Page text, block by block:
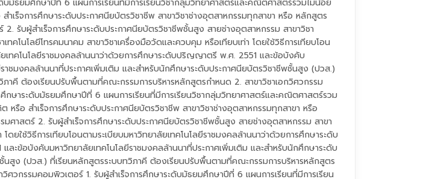
บมัธยมศึกษาปีที่ 6 แผนการเรียนที่มีการเรียนวิชากลุ่มวิทยาศาสตร์และคณิตศาสตร์รวมไม่น้อย
ำเร็จการศึกษาระดับประกาศนียบัตรวิชาชีพ สาขาวิชาช่างอุตสาหกรรมทุกสาขา หรือ หลักสูตร
2. รับผู้สำเร็จการศึกษาระดับประกาศนียบัตรวิชาชีพชั้นสูง สายช่างอุตสาหกรรม สาขาวิชา
ทคโนโลยีโทรคมนาคม สาขาวิชาเครื่องมือวัดและควบคุม หรือเทียบเท่า โดยใช้วิธีการเทียบโอน
ยเทคโนโลยีราชมงคลล้านนาว่าด้วยการศึกษาระดับปริญญาตรี พ.ศ. 2551 และข้อบังคับ
าชมงคลล้านนาที่ประกาศเพิ่มเติม และสำหรับนักศึกษาระดับประกาศนียบัตรวิชาชีพชั้นสูง (ปวส.)
ภาคี ต้องเรียนปรับพื้นตามที่คณะกรรมการบริหารหลักสูตรกำหนด 2. สาขาวิชาเอกวิศวกรรม
ศึกษาระดับมัธยมศึกษาปีที่ 6 แผนการเรียนที่มีการเรียนวิชากลุ่มวิทยาศาสตร์และคณิตศาสตร์รวม
หรือ สำเร็จการศึกษาระดับประกาศนียบัตรวิชาชีพ สาขาวิชาช่างอุตสาหกรรมทุกสาขา หรือ
ศาสตร์ 2. รับผู้สำเร็จการศึกษาระดับประกาศนียบัตรวิชาชีพชั้นสูง สายช่างอุตสาหกรรม สาขา
โดยใช้วิธีการเทียบโอนตามระเบียบมหาวิทยาลัยเทคโนโลยีราชมงคลล้านนาว่าด้วยการศึกษาระดับ
ะข้อบังคับมหาวิทยาลัยเทคโนโลยีราชมงคลล้านนาที่ประกาศเพิ่มเติม และสำหรับนักศึกษาระดับ
นสูง (ปวส.) ที่เรียนหลักสูตรระบบทวิภาคี ต้องเรียนปรับพื้นตามที่คณะกรรมการบริหารหลักสูตร
วิศวกรรมคอมพิวเตอร์ 1. รับผู้สำเร็จการศึกษาระดับมัธยมศึกษาปีที่ 6 แผนการเรียนที่มีการเรียน